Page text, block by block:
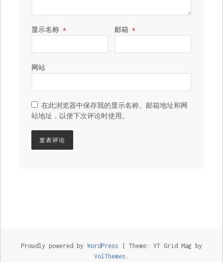
显示名称 * 邮箱*
网站
在此浏览器中保存我的显示名称、邮箱地址和网
站地址，以便下次评论时使用。
Proudly powered by WordPress
Theme: VT Grid Mag by
VolThemes .